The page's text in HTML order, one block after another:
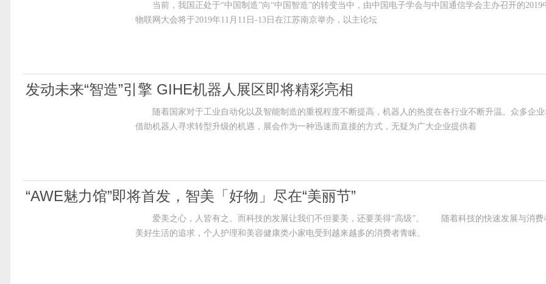
当前，我国正处于“中国制造”向“中国智造”的转变当中，由中国电子学会与中国通信学会主办召开的2019
物联网大会将于2019年11月11日-13日在江苏南京举办，以主论坛
发动未来“智造”引擎 GIHE机器人展区即将精彩亮相
随着国家对于工业自动化以及智能制造的重视程度不断提高，机器人的热度在各行业不断升温。众多企业
借助机器人寻求转型升级的机遇，展会作为一种迅速而直接的方式，无疑为广大企业提供着
“AWE魅力馆”即将首发，智美「好物」尽在“美丽节”
爱美之心，人皆有之。而科技的发展让我们不但要美，还要美得“高级”。 随着科技的快速发展与消费
美好生活的追求，个人护理和美容健康类小家电受到越来越多的消费者青睐。